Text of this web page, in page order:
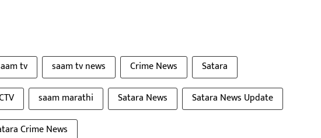
tv saam tv news Crime News
Satara
saam marathi Satara News
Satara News Update
Crime News